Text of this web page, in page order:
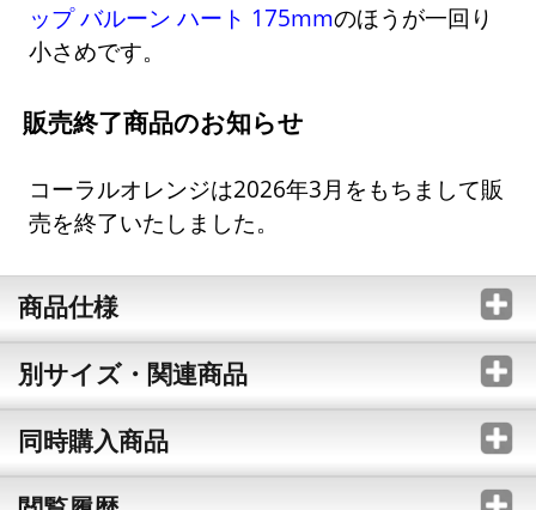
ップ バルーン ハート 175mmのほうが一回り
小さめです。
販売終了商品のお知らせ
コーラルオレンジは2026年3月をもちまして販
売を終了いたしました。
商品仕様
別サイズ・関連商品
同時購入商品